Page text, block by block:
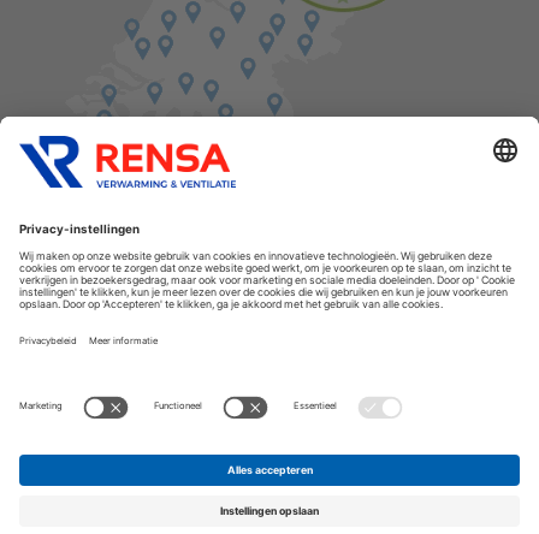
Cookies
Privacyverklaring
Disclaimer